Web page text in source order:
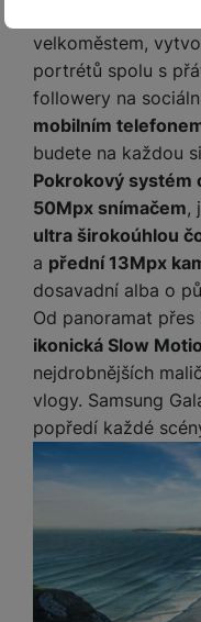
VŽDY AKTIVNÍ
Technické cookies
porovnávání produktů
Preferenční a
Preferenční a rozšířené
nastavovat znovu a
chatu.
Povoleno
Díky těmto cookies
zpříjemnit. Dokážeme si
vám pomoci s
služby jako je chat a
Analytické
Analytické-abychom
náš web dále zlepšovat.
Tyto cookies nám
našich reklamních
návštěv a zdroje
získaná pomocí těchto
anonymně, takže
uživatele našeho webu.
Marketingové
Marketingové -
reklamou
.
Povoleno
Marketingové cookies
abychom vám mohli
na našich stránkách,
velkoměstem,
portrétů spolu s
followery na
mobilním
budete na každou
Pokrokový systém
50Mpx snímačem,
ultra širokoúhlou
a přední 13Mpx
dosavadní alba o
Od panoramat
ikonická Slow
nejdrobnějších
vlogy. Samsung
popředí každé